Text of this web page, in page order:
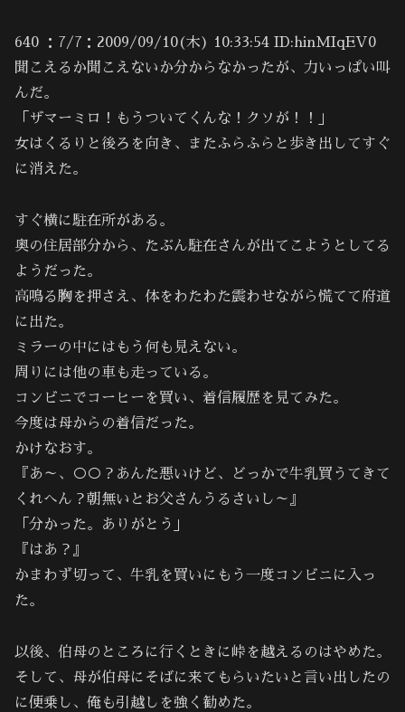
640 ：7/7：2009/09/10(木) 10:33:54 ID:hinMIqEV0
聞こえるか聞こえないか分からなかったが、力いっぱい叫
んだ。
「ザマーミロ！もうついてくんな！クソが！！」
女はくるりと後ろを向き、またふらふらと歩き出してすぐ
に消えた。
すぐ横に駐在所がある。
奥の住居部分から、たぶん駐在さんが出てこようとしてる
ようだった。
高鳴る胸を押さえ、体をわたわた震わせながら慌てて府道
に出た。
ミラーの中にはもう何も見えない。
周りには他の車も走っている。
コンビニでコーヒーを買い、着信履歴を見てみた。
今度は母からの着信だった。
かけなおす。
『あ～、○○？あんた悪いけど、どっかで牛乳買うてきて
くれへん？朝無いとお父さんうるさいし～』
「分かった。ありがとう」
『はあ？』
かまわず切って、牛乳を買いにもう一度コンビニに入っ
た。
以後、伯母のところに行くときに峠を越えるのはやめた。
そして、母が伯母にそばに来てもらいたいと言い出したの
に便乗し、俺も引越しを強く勧めた。